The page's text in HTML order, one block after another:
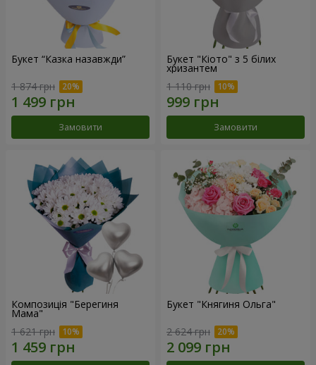
Букет “Казка назавжди”
1 874 грн
Замовити
Букет "Кіото" з 5 білих
хризантем
1 110 грн
Замовити
Композиція "Берегиня
Мама"
1 621 грн
Букет "Княгиня Ольга"
2 624 грн